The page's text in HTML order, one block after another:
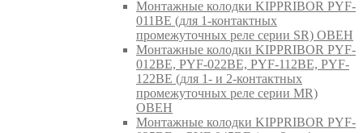
Монтажные колодки KIPPRIBOR PYF-
011BE (для 1-контактных
промежуточных реле серии SR) ОВЕН
Монтажные колодки KIPPRIBOR PYF-
012BE, PYF-022BE, PYF-112BE, PYF-
122BE (для 1- и 2-контактных
промежуточных реле серии MR)
ОВЕН
Монтажные колодки KIPPRIBOR PYF-